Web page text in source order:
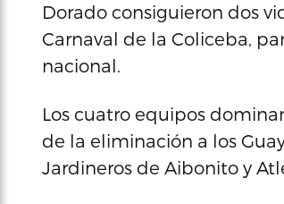
Dorado consiguieron dos
Carnaval de la Coliceba,
nacional.
Los cuatro equipos
de la eliminación a los
Jardineros de Aibonito y